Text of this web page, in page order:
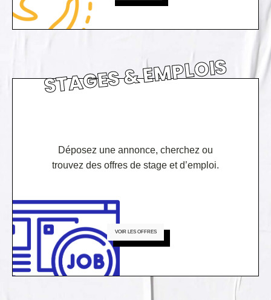
STAGES & EMPLOIS
Déposez une annonce, cherchez ou
trouvez des offres de stage et d’emploi.
VOIR LES OFFRES